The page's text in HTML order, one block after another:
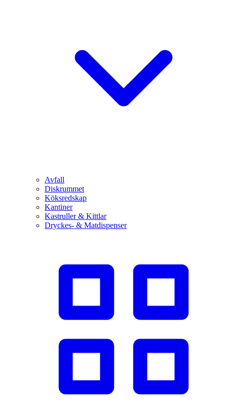
Avfall
Diskrummet
Köksredskap
Kantiner
Kastruller & Kittlar
Dryckes- & Matdispenser